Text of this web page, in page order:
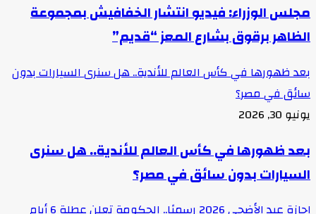
مجلس الوزراء: فيديو انتشار الخفافيش بمجموعة
الظاهر برقوق بشارع المعز “قديم”
بعد ظهورها في كأس العالم للأندية.. هل سنرى السيارات بدون
سائق في مصر؟
يونيو 30, 2026
بعد ظهورها في كأس العالم للأندية.. هل سنرى
السيارات بدون سائق في مصر؟